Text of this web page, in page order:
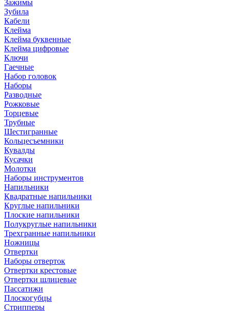
Зажимы
Зубила
Кабели
Клейма
Клейма буквенные
Клейма цифровые
Ключи
Гаечные
Набор головок
Наборы
Разводные
Рожковые
Торцевые
Трубные
Шестигранные
Кольцесъемники
Кувалды
Кусачки
Молотки
Наборы инструментов
Напильники
Квадратные напильники
Круглые напильники
Плоские напильники
Полукруглые напильники
Трехгранные напильники
Ножницы
Отвертки
Наборы отверток
Отвертки крестовые
Отвертки шлицевые
Пассатижи
Плоскогубцы
Стрипперы